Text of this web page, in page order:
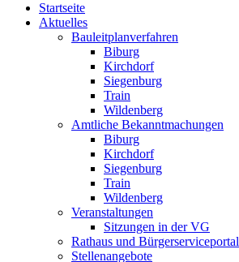
Startseite
Aktuelles
Bauleitplanverfahren
Biburg
Kirchdorf
Siegenburg
Train
Wildenberg
Amtliche Bekanntmachungen
Biburg
Kirchdorf
Siegenburg
Train
Wildenberg
Veranstaltungen
Sitzungen in der VG
Rathaus und Bürgerserviceportal
Stellenangebote